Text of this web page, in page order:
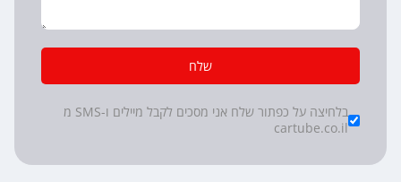
שלח
Checkboxes
*
בלחיצה על כפתור שלח אני מסכים לקבל מיילים ו-SMS מ
cartube.co.il